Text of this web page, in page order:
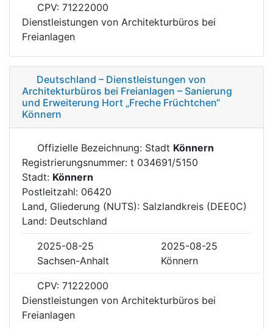
CPV: 71222000
Dienstleistungen von Architekturbüros bei
Freianlagen
Deutschland – Dienstleistungen von
Architekturbüros bei Freianlagen – Sanierung
und Erweiterung Hort „Freche Früchtchen“
Könnern
Offizielle Bezeichnung: Stadt Könnern
Registrierungsnummer: t 034691/5150
Stadt: Könnern
Postleitzahl: 06420
Land, Gliederung (NUTS): Salzlandkreis (DEE0C)
Land: Deutschland
2025-08-25
2025-08-25
Sachsen-Anhalt
Könnern
CPV: 71222000
Dienstleistungen von Architekturbüros bei
Freianlagen